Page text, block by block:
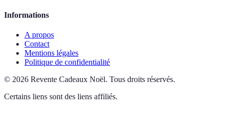
Informations
A propos
Contact
Mentions légales
Politique de confidentialité
© 2026 Revente Cadeaux Noël. Tous droits réservés.
Certains liens sont des liens affiliés.